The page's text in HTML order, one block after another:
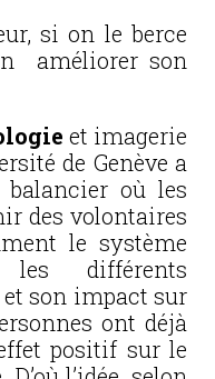
si on le berce
améliorer son
et imagerie
de Genève a
où les
des volontaires
le système
les différents
son impact sur
ont déjà
positif sur le